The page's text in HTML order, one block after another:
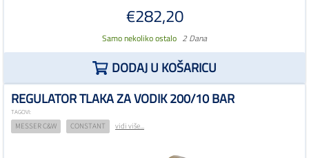
€282,20
Samo nekoliko ostalo 2 Dana
DODAJ U KOŠARICU
REGULATOR TLAKA ZA VODIK 200/10 BAR
TAGOVI:
MESSER C&W CONSTANT vidi više...